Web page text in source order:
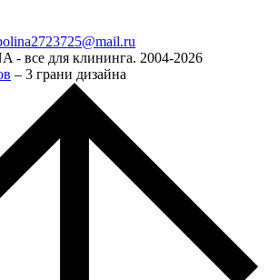
- все для клининга. 2004-2026
– 3 грани дизайна